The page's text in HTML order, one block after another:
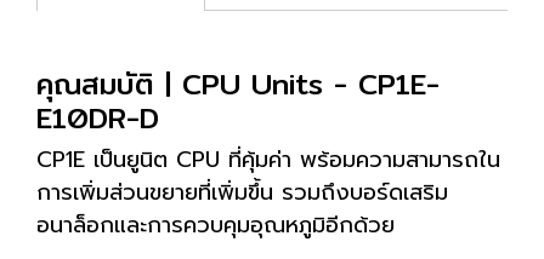
คุณสมบัติ | CPU Units - CP1E-
E10DR-D
CP1E เป็นยูนิต CPU ที่คุ้มค่า พร้อมความสามารถใน
การเพิ่มส่วนขยายที่เพิ่มขึ้น รวมถึงบอร์ดเสริม
อนาล็อกและการควบคุมอุณหภูมิอีกด้วย